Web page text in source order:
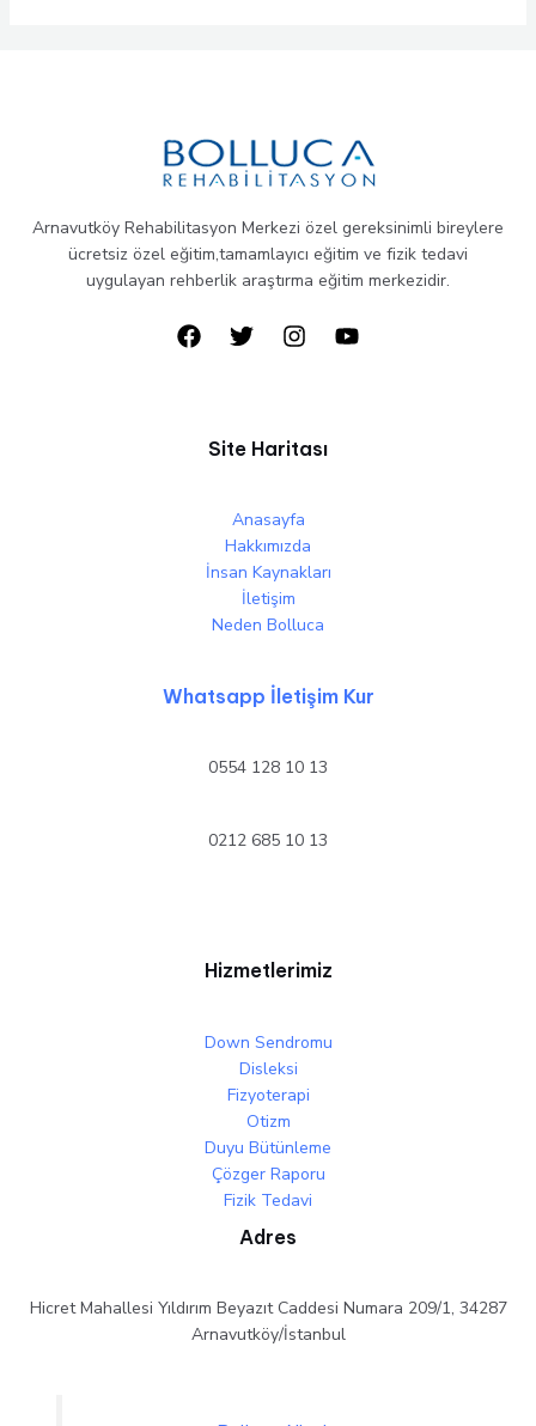
Arnavutköy Rehabilitasyon Merkezi özel gereksinimli bireylere
ücretsiz özel eğitim,tamamlayıcı eğitim ve fizik tedavi
uygulayan rehberlik araştırma eğitim merkezidir.
Site Haritası
Anasayfa
Hakkımızda
İnsan Kaynakları
İletişim
Neden Bolluca
Whatsapp İletişim Kur
0554 128 10 13
0212 685 10 13
Hizmetlerimiz
Down Sendromu
Disleksi
Fizyoterapi
Otizm
Duyu Bütünleme
Çözger Raporu
Fizik Tedavi
Adres
Hicret Mahallesi Yıldırım Beyazıt Caddesi Numara 209/1, 34287
Arnavutköy/İstanbul